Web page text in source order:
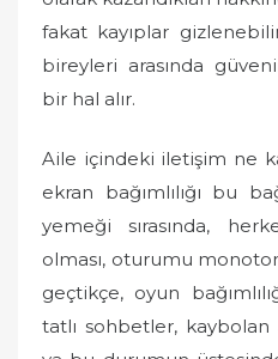
fakat kayıplar
bireyleri arasında
bir hal alır.
Aile içindeki iletişim ne
ekran bağımlılığı bu
yemeği sırasında,
olması, oturumu
geçtikçe, oyun
tatlı sohbetler,